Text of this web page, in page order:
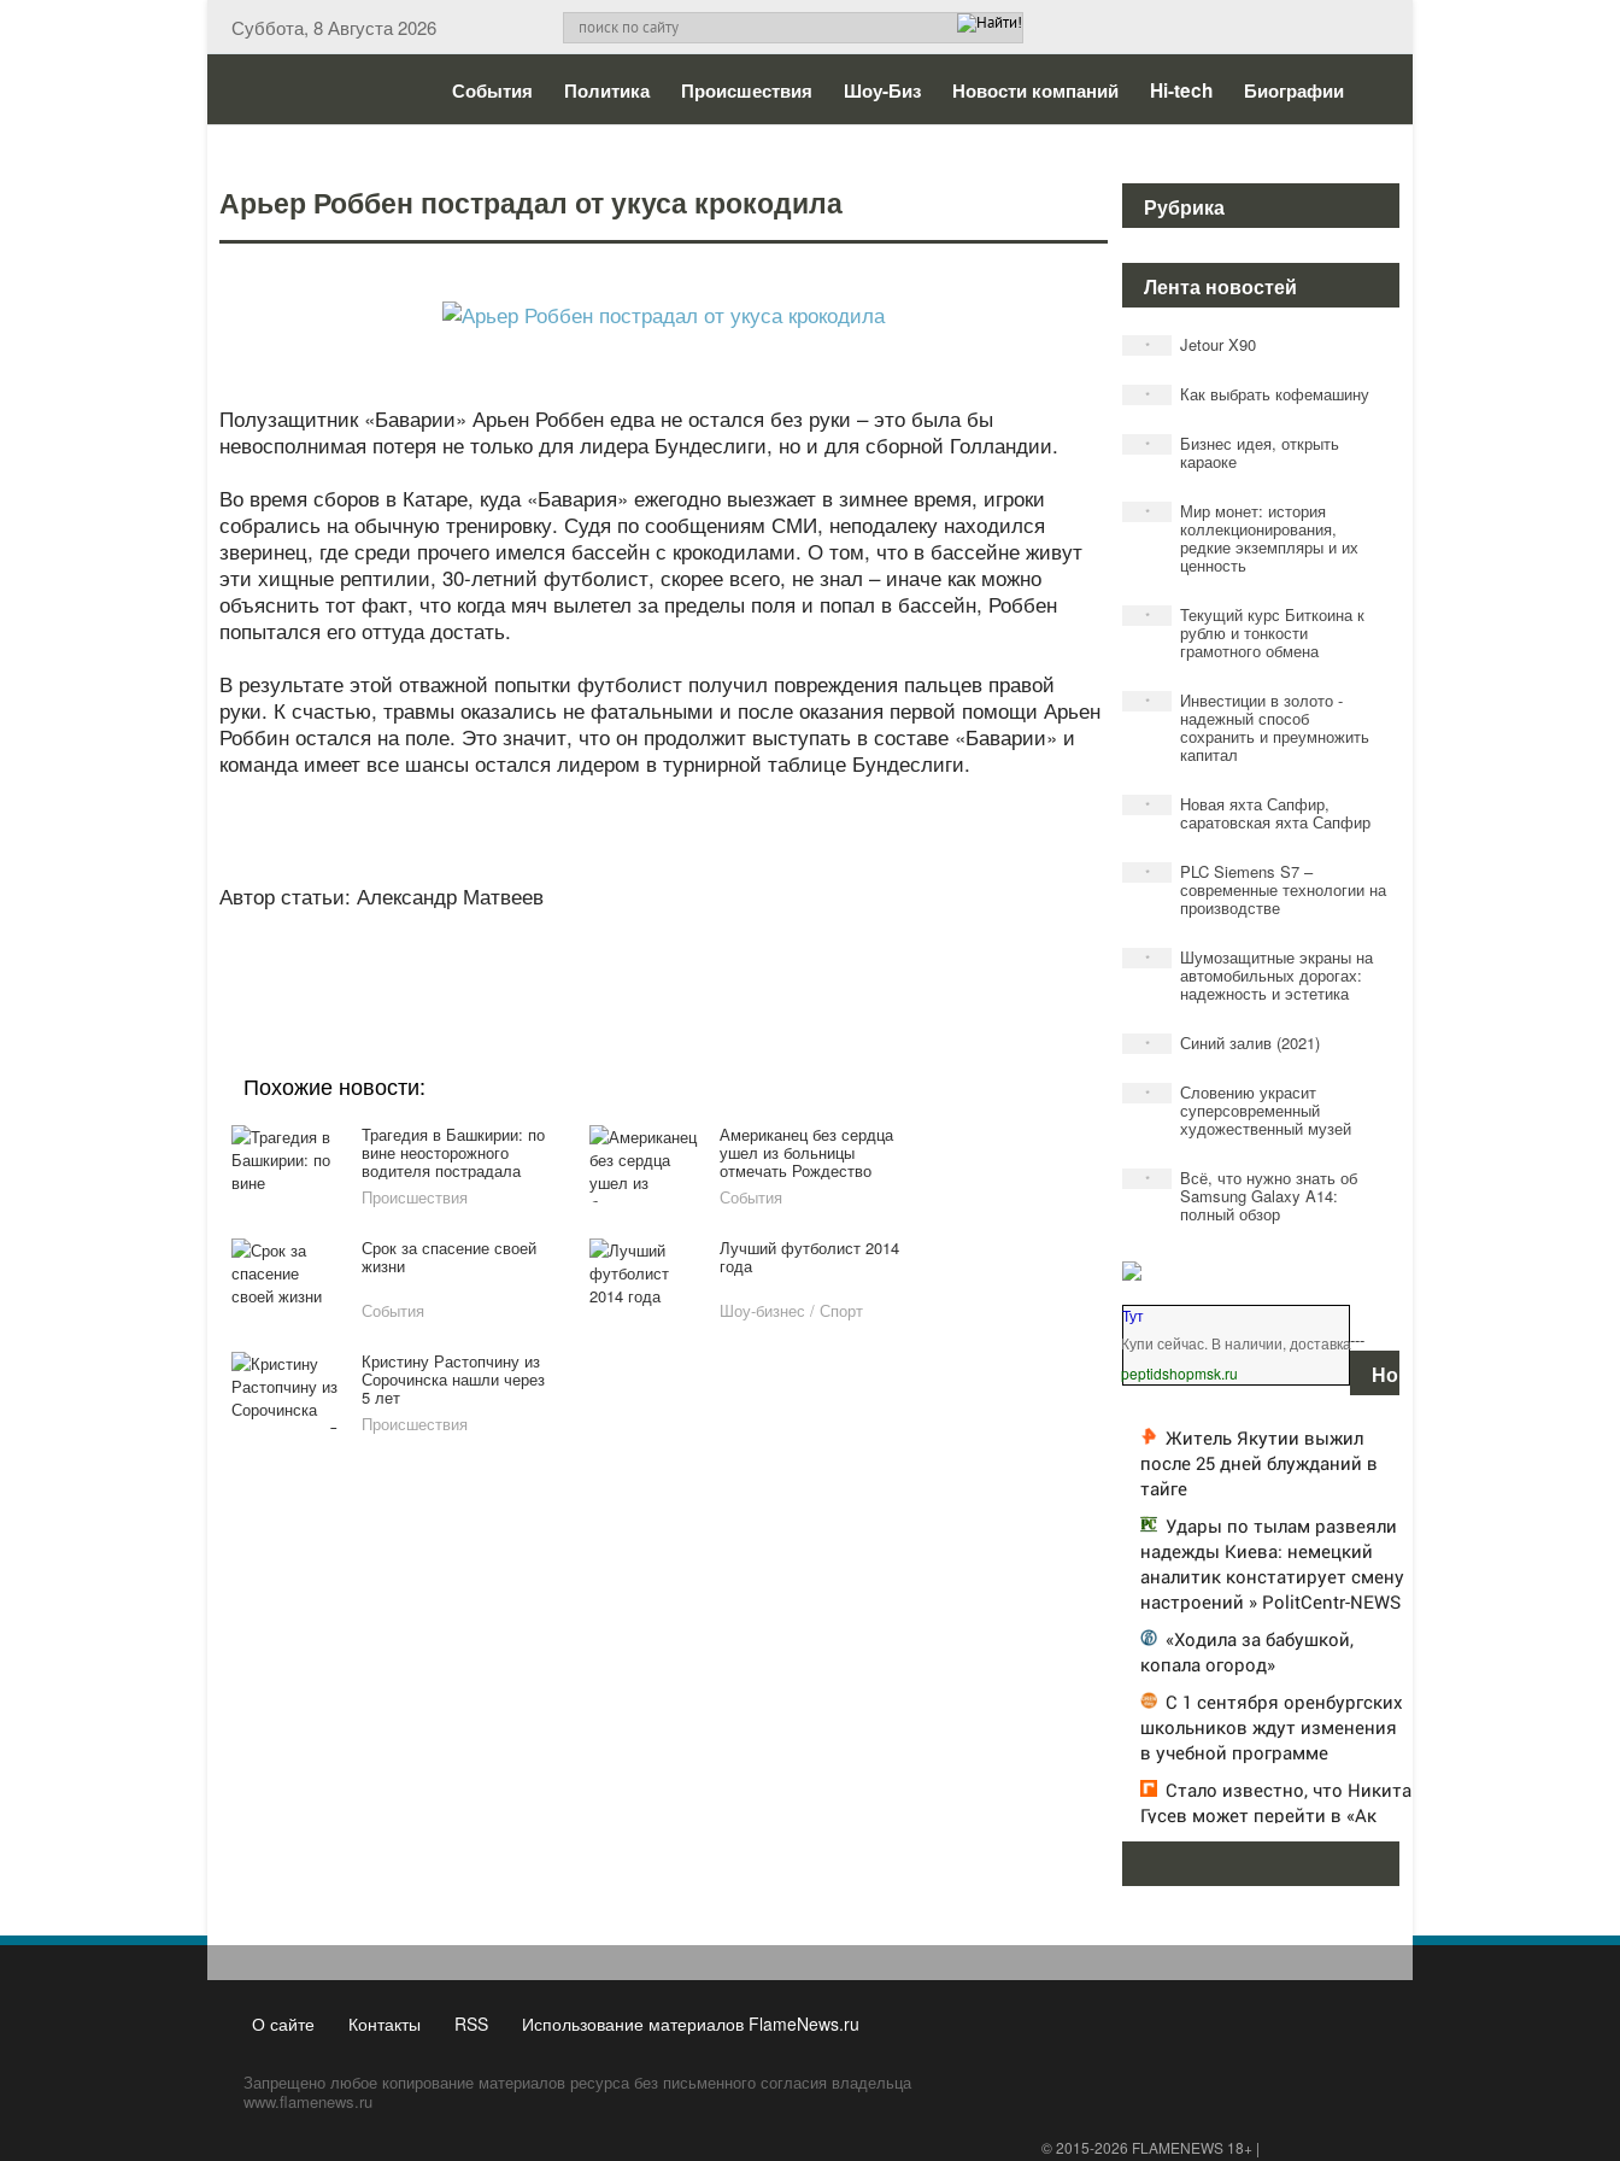
Суббота, 8 Августа 2026
События Политика Происшествия Шоу-Биз Новости компаний Hi-tech Биографии
Арьер Роббен пострадал от укуса крокодила
Полузащитник «Баварии» Арьен Роббен едва не остался без руки – это была бы
невосполнимая потеря не только для лидера Бундеслиги, но и для сборной Голландии.
Во время сборов в Катаре, куда «Бавария» ежегодно выезжает в зимнее время, игроки
собрались на обычную тренировку. Судя по сообщениям СМИ, неподалеку находился
зверинец, где среди прочего имелся бассейн с крокодилами. О том, что в бассейне живут
эти хищные рептилии, 30-летний футболист, скорее всего, не знал – иначе как можно
объяснить тот факт, что когда мяч вылетел за пределы поля и попал в бассейн, Роббен
попытался его оттуда достать.
В результате этой отважной попытки футболист получил повреждения пальцев правой
руки. К счастью, травмы оказались не фатальными и после оказания первой помощи Арьен
Роббин остался на поле. Это значит, что он продолжит выступать в составе «Баварии» и
команда имеет все шансы остался лидером в турнирной таблице Бундеслиги.
Автор статьи: Александр Матвеев
Похожие новости:
Трагедия в Башкирии: по
вине неосторожного
водителя пострадала
девочка 4 лет
Происшествия
Американец без сердца
ушел из больницы
отмечать Рождество
События
Срок за спасение своей
жизни
События
Лучший футболист 2014
года
Шоу-бизнес / Спорт
Кристину Растопчину из
Сорочинска нашли через
5 лет
Происшествия
Рубрика
Лента новостей
* Jetour X90
* Как выбрать кофемашину
* Бизнес идея, открыть
караоке
* Мир монет: история
коллекционирования,
редкие экземпляры и их
ценность
* Текущий курс Биткоина к
рублю и тонкости
грамотного обмена
* Инвестиции в золото -
надежный способ
сохранить и преумножить
капитал
* Новая яхта Сапфир,
саратовская яхта Сапфир
* PLC Siemens S7 –
современные технологии на
производстве
* Шумозащитные экраны на
автомобильных дорогах:
надежность и эстетика
* Синий залив (2021)
* Словению украсит
суперсовременный
художественный музей
* Всё, что нужно знать об
Samsung Galaxy A14:
полный обзор
Тут
Купи сейчас. В наличии, доставка
peptidshopmsk.ru
---
Новости
Житель Якутии выжил
после 25 дней блужданий в
тайге
Удары по тылам развеяли
надежды Киева: немецкий
аналитик констатирует смену
настроений » PolitCentr-NEWS
«Ходила за бабушкой,
копала огород»
С 1 сентября оренбургских
школьников ждут изменения
в учебной программе
Стало известно, что Никита
Гусев может перейти в «Ак
Барс»
О сайте Контакты RSS Использование материалов FlameNews.ru
Запрещено любое копирование материалов ресурса без письменного согласия владельца
www.flamenews.ru
© 2015-2026 FLAMENEWS 18+ |